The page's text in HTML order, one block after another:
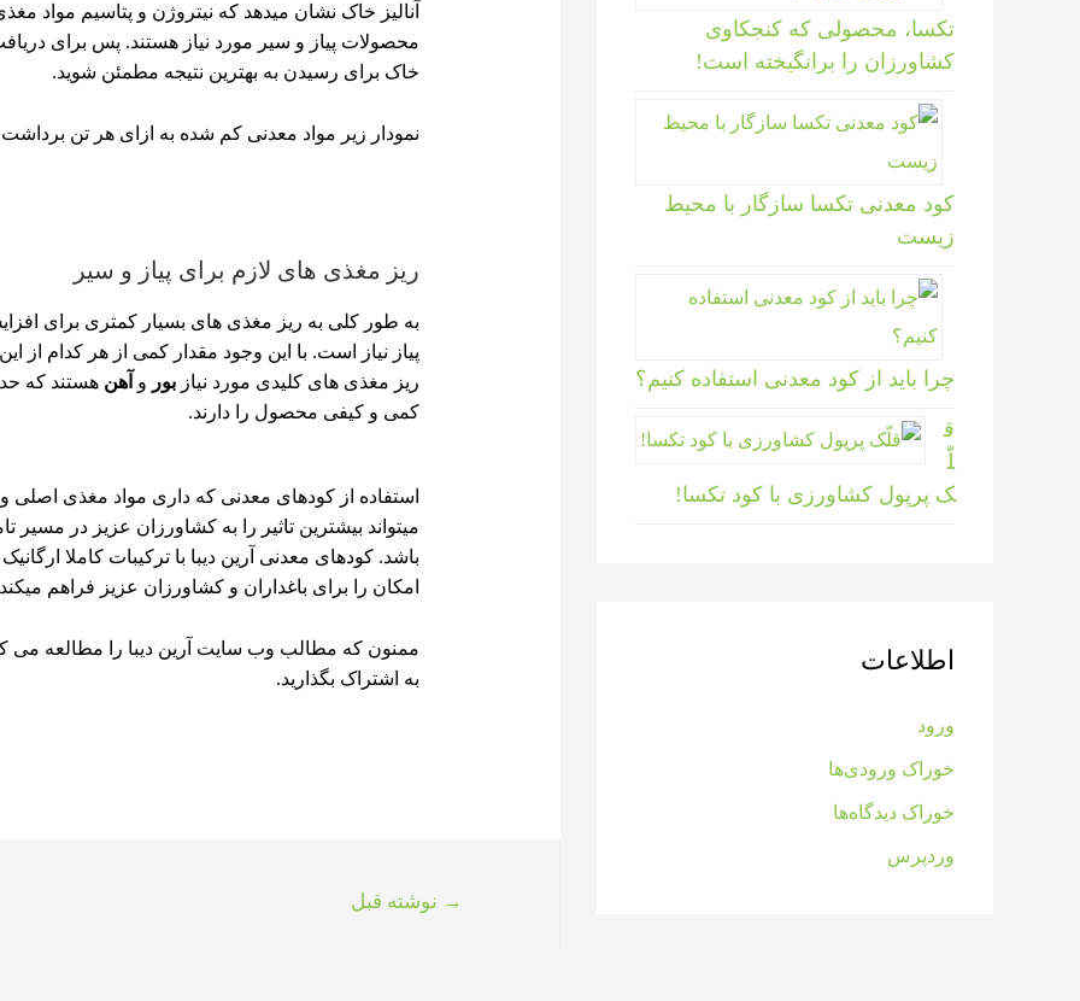
تکسا، محصولی که کنجکاوی
کشاورزان را برانگیخته است!
کود معدنی تکسا سازگار با محیط
زیست
چرا باید از کود معدنی استفاده کنیم؟
ق
لّ
ک پرپول کشاورزی با کود تکسا!
اطلاعات
ورود
خوراک ورودی‌ها
خوراک دیدگاه‌ها
وردپرس
آنالیز خاک نشان میدهد که نیتروژن و پتاسیم مواد
محصولات پیاز و سیر مورد نیاز هستند. پس برای دریافت
خاک برای رسیدن به بهترین نتیجه مطمئن شوید.
نمودار زیر مواد معدنی کم شده به ازای هر تن
ریز مغذی های لازم برای پیاز و سیر
به طور کلی به ریز مغذی های بسیار کمتری برای
پیاز نیاز است. با این وجود مقدار کمی از هر کدام
ریز مغذی های کلیدی مورد نیاز بور و آهن هستند که
کمی و کیفی محصول را دارند.
استفاده از کودهای معدنی که داری مواد مغذی اصلی
میتواند بیشترین تاثیر را به کشاورزان عزیز در مسیر
باشد. کودهای معدنی آرین دیبا با ترکیبات کاملا
امکان را برای باغداران و کشاورزان عزیز فراهم
ممنون که مطالب وب سایت آرین دیبا را مطالعه می
به اشتراک بگذارید.
→ نوشته قبل